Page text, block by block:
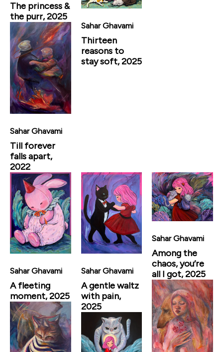
The princess &
the purr, 2025
Sahar Ghavami
Till forever
falls apart,
2022
Sahar Ghavami
Thirteen
reasons to
stay soft, 2025
Sahar Ghavami
A fleeting
moment, 2025
Sahar Ghavami
A gentle waltz
with pain,
2025
Sahar Ghavami
Among the
chaos, you’re
all I got, 2025